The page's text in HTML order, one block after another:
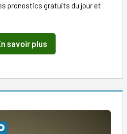
pronostics gratuits du jour et
savoir plus